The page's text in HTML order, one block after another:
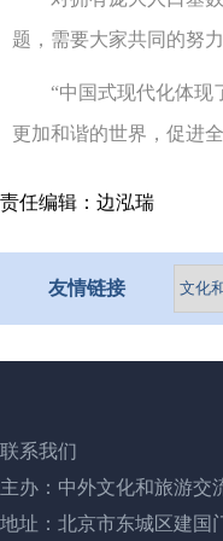
题，需要大家共同的努
“中国式现代化体现了
更加和谐的世界，促进
责任编辑：边泓瑞
友情链接
联系我们
主办：中外文化和旅游交
地址：北京市东城区建国